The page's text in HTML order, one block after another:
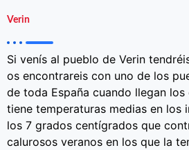
Verin
Si venís al pueblo de Verin
os encontrareis con uno de los
de toda España cuando llegan los
tiene temperaturas medias en los
los 7 grados centígrados que
calurosos veranos en los que la